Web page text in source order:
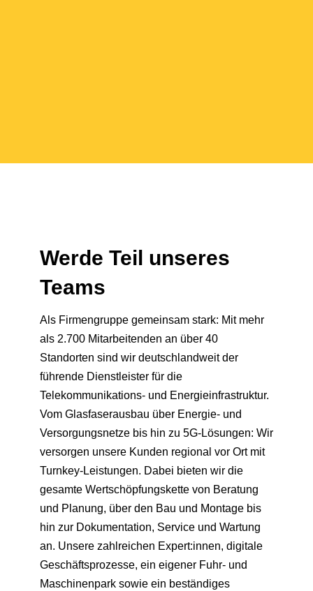
Werde Teil unseres
Teams
Als Firmengruppe gemeinsam stark: Mit mehr
als 2.700 Mitarbeitenden an über 40
Standorten sind wir deutschlandweit der
führende Dienstleister für die
Telekommunikations- und Energieinfrastruktur.
Vom Glasfaserausbau über Energie- und
Versorgungsnetze bis hin zu 5G-Lösungen: Wir
versorgen unsere Kunden regional vor Ort mit
Turnkey-Leistungen. Dabei bieten wir die
gesamte Wertschöpfungskette von Beratung
und Planung, über den Bau und Montage bis
hin zur Dokumentation, Service und Wartung
an. Unsere zahlreichen Expert:innen, digitale
Geschäftsprozesse, ein eigener Fuhr- und
Maschinenpark sowie ein beständiges